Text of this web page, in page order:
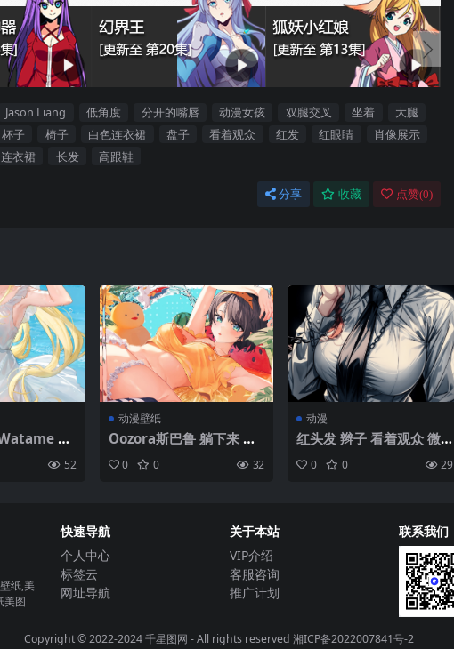
Jason Liang 低角度 分开的嘴唇 动漫女孩 双腿交叉 坐着
大腿
杯子 椅子 白色连衣裙 盘子 看着观众 红发 红眼睛
肖像展示
连衣裙 长发 高跟鞋
分享 收藏 点赞(0)
Ky
湿漉漉的
示 湿的 高
|840×134
52
动漫壁纸
Oozora斯巴鲁 躺下来 仰
部 肚脐 短头发 胳膊 蓝眼
腿带 花 向日葵 黑色头发
西瓜 水果 动物 脸红 水滴
黄色上衣 橡皮鸭 发饰 叶
子 植物 鸭子| 1920 x108
0
0 0 32
动漫
红头发 辫子 看着观众 微
（电锯侠） 稳定扩散 AI艺
0 0 29
纸,美
美图
快速导航
个人中心
标签云
网址导航
关于本站
VIP介绍
客服咨询
推广计划
联系我们
Copyright © 2022-2024千星图网 - All rights reserved 湘ICP备2022007841号-2